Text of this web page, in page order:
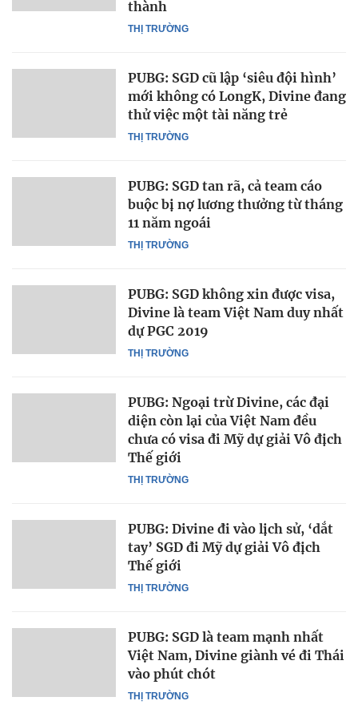
THỊ TRƯỜNG
thành
THỊ TRƯỜNG
PUBG: SGD cũ lập ‘siêu đội hình’
mới không có LongK, Divine đang
thử việc một tài năng trẻ
THỊ TRƯỜNG
PUBG: SGD tan rã, cả team cáo
buộc bị nợ lương thưởng từ tháng
11 năm ngoái
THỊ TRƯỜNG
PUBG: SGD không xin được visa,
Divine là team Việt Nam duy nhất
dự PGC 2019
THỊ TRƯỜNG
PUBG: Ngoại trừ Divine, các đại
diện còn lại của Việt Nam đều
chưa có visa đi Mỹ dự giải Vô địch
Thế giới
THỊ TRƯỜNG
PUBG: Divine đi vào lịch sử, ‘dắt
tay’ SGD đi Mỹ dự giải Vô địch
Thế giới
THỊ TRƯỜNG
PUBG: SGD là team mạnh nhất
Việt Nam, Divine giành vé đi Thái
vào phút chót